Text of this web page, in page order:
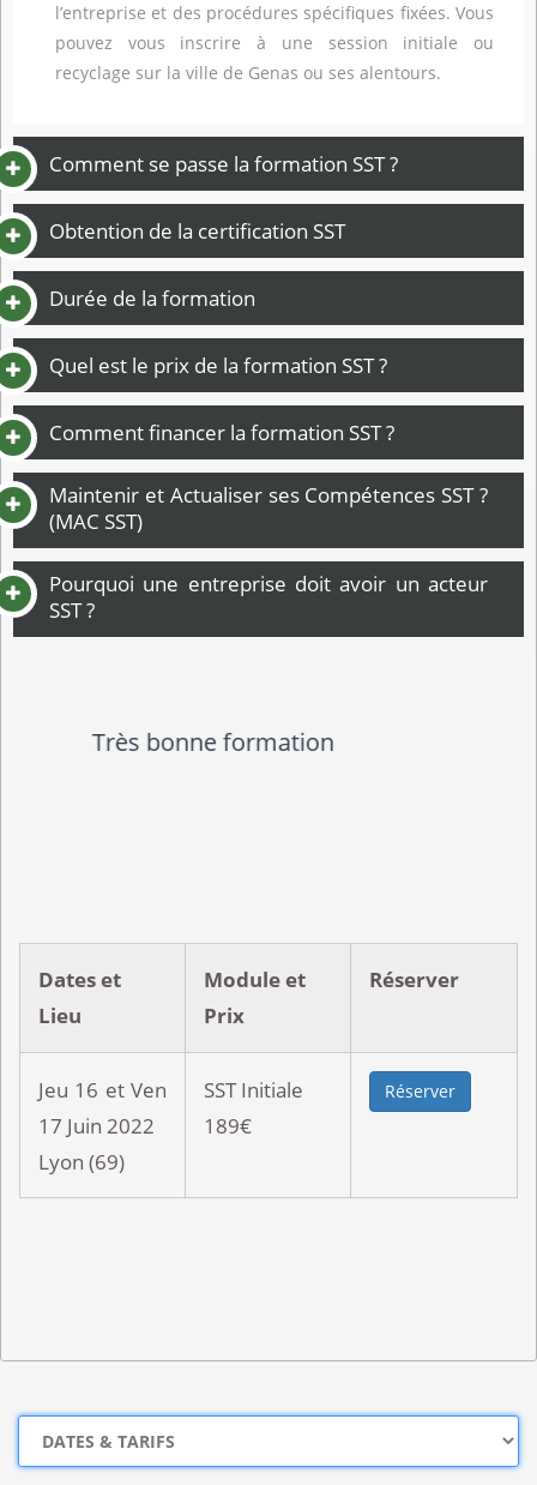
l’entreprise et des procédures spécifiques fixées. Vous
pouvez vous inscrire à une session initiale ou
recyclage sur la ville de Genas ou ses alentours.
Comment se passe la formation SST ?
Obtention de la certification SST
Durée de la formation
Quel est le prix de la formation SST ?
Comment financer la formation SST ?
Maintenir et Actualiser ses Compétences SST ?
(MAC SST)
Pourquoi une entreprise doit avoir un acteur
SST ?
Un support simple rappelant les
Dates et
Lieu
Module et
Prix
Réserver
Jeu 16 et Ven
17 Juin 2022
Lyon (69)
SST Initiale
189€
Réserver